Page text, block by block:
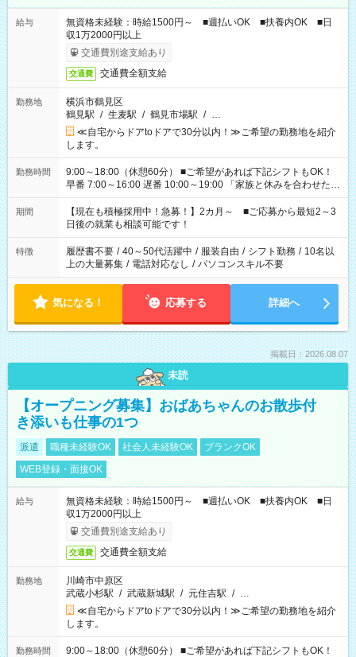
給与
無資格未経験：時給1500円～ ■週払いOK ■扶養内OK ■日
収1万2000円以上
交通費別途支給あり
交通費 交通費全額支給
勤務地
横浜市鶴見区
鶴見駅 / 生麦駅 / 鶴見市場駅 / …
≪自宅からドアtoドアで30分以内！≫ご希望の勤務地を紹介
します。
勤務時間
9:00～18:00（休憩60分） ■ご希望があれば下記シフトもOK！
早番 7:00～16:00 遅番 10:00～19:00 「家族と休みを合わせた
い」 「余裕を持って夕飯の準備がしたい」 「できれば残業はし
たくない」 など、ご希望を教えてくださいね。 ※Wワーク希望
の方へ 今ご覧のお仕事で希望する勤務時間と、もう1つのお仕事
の勤務時間。 合計で週40時間を超える場合は応募できません。
期間
【現在も積極採用中！急募！】2カ月～ ■ご応募から最短2～3
日後の就業も相談可能です！
特徴 履歴書不要 / 40～50代活躍中 / 服装自由 / シフト勤務 / 10名以
上の大量募集 / 電話対応なし / パソコンスキル不要
気になる！ 応募する 詳細へ
掲載日：2026.08.07
未読
【オープニング募集】おばあちゃんのお散歩付
き添いも仕事の1つ
派遣 職種未経験OK 社会人未経験OK
ブランクOK
WEB登録・面接OK
給与
無資格未経験：時給1500円～ ■週払いOK ■扶養内OK ■日
収1万2000円以上
交通費別途支給あり
交通費 交通費全額支給
勤務地
川崎市中原区
武蔵小杉駅 / 武蔵新城駅 / 元住吉駅 / …
≪自宅からドアtoドアで30分以内！≫ご希望の勤務地を紹介
します。
勤務時間
9:00～18:00（休憩60分） ■ご希望があれば下記シフトもOK！